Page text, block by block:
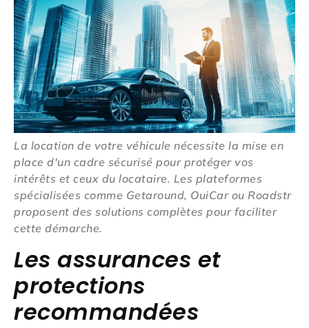
La location de votre véhicule nécessite la mise en
place d'un cadre sécurisé pour protéger vos
intérêts et ceux du locataire. Les plateformes
spécialisées comme Getaround, OuiCar ou Roadstr
proposent des solutions complètes pour faciliter
cette démarche.
Les assurances et
protections
recommandées